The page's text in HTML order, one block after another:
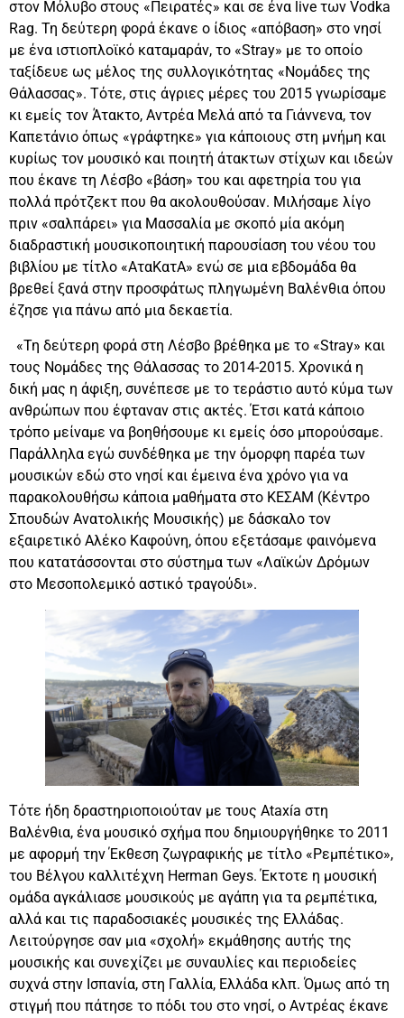
στον Μόλυβο στους «Πειρατές» και σε ένα live των Vodka
Rag. Τη δεύτερη φορά έκανε ο ίδιος «απόβαση» στο νησί
με ένα ιστιοπλοϊκό καταμαράν, τo «Stray» με το οποίο
ταξίδευε ως μέλος της συλλογικότητας «Νομάδες της
Θάλασσας». Τότε, στις άγριες μέρες του 2015 γνωρίσαμε
κι εμείς τον Άτακτο, Αντρέα Μελά από τα Γιάννενα, τον
Καπετάνιο όπως «γράφτηκε» για κάποιους στη μνήμη και
κυρίως τον μουσικό και ποιητή άτακτων στίχων και ιδεών
που έκανε τη Λέσβο «βάση» του και αφετηρία του για
πολλά πρότζεκτ που θα ακολουθούσαν. Μιλήσαμε λίγο
πριν «σαλπάρει» για Μασσαλία με σκοπό μία ακόμη
διαδραστική μουσικοποιητική παρουσίαση του νέου του
βιβλίου με τίτλο «ΑταΚατΑ» ενώ σε μια εβδομάδα θα
βρεθεί ξανά στην προσφάτως πληγωμένη Βαλένθια όπου
έζησε για πάνω από μια δεκαετία.
«Τη δεύτερη φορά στη Λέσβο βρέθηκα με το «Stray» και
τους Νομάδες της Θάλασσας το 2014-2015. Χρονικά η
δική μας η άφιξη, συνέπεσε με το τεράστιο αυτό κύμα των
ανθρώπων που έφταναν στις ακτές. Έτσι κατά κάποιο
τρόπο μείναμε να βοηθήσουμε κι εμείς όσο μπορούσαμε.
Παράλληλα εγώ συνδέθηκα με την όμορφη παρέα των
μουσικών εδώ στο νησί και έμεινα ένα χρόνο για να
παρακολουθήσω κάποια μαθήματα στο ΚΕΣΑΜ (Κέντρο
Σπουδών Ανατολικής Μουσικής) με δάσκαλο τον
εξαιρετικό Αλέκο Καφούνη, όπου εξετάσαμε φαινόμενα
που κατατάσσονται στο σύστημα των «Λαϊκών Δρόμων
στο Μεσοπολεμικό αστικό τραγούδι».
Τότε ήδη δραστηριοποιούταν με τους Ataxía στη
Βαλένθια, ένα μουσικό σχήμα που δημιουργήθηκε το 2011
με αφορμή την Έκθεση ζωγραφικής με τίτλο «Ρεμπέτικο»,
του Βέλγου καλλιτέχνη Herman Geys. Έκτοτε η μουσική
ομάδα αγκάλιασε μουσικούς με αγάπη για τα ρεμπέτικα,
αλλά και τις παραδοσιακές μουσικές της Ελλάδας.
Λειτούργησε σαν μια «σχολή» εκμάθησης αυτής της
μουσικής και συνεχίζει με συναυλίες και περιοδείες
συχνά στην Ισπανία, στη Γαλλία, Ελλάδα κλπ. Όμως από τη
στιγμή που πάτησε το πόδι του στο νησί, ο Αντρέας έκανε